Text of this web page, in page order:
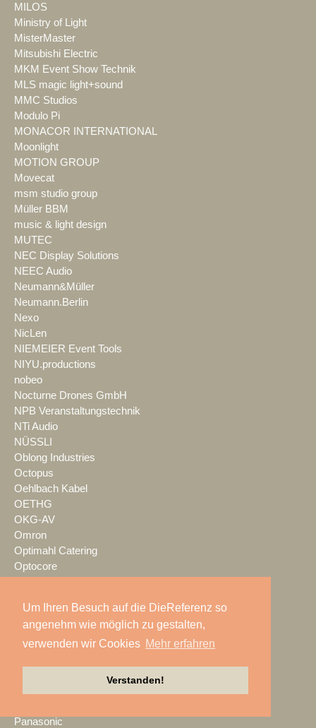
Um Ihren Besuch auf die DieReferenz so
angenehm wie möglich zu gestalten,
verwenden wir Cookies Mehr erfahren
Verstanden!
MILOS
Ministry of Light
MisterMaster
Mitsubishi Electric
MKM Event Show Technik
MLS magic light+sound
MMC Studios
Modulo Pi
MONACOR INTERNATIONAL
Moonlight
MOTION GROUP
Movecat
msm studio group
Müller BBM
music & light design
MUTEC
NEC Display Solutions
NEEC Audio
Neumann&Müller
Neumann.Berlin
Nexo
NicLen
NIEMEIER Event Tools
NIYU.productions
nobeo
Nocturne Drones GmbH
NPB Veranstaltungstechnik
NTi Audio
NÜSSLI
Oblong Industries
Octopus
Oehlbach Kabel
OETHG
OKG-AV
Omron
Optimahl Catering
Optocore
Otto Events
P2 Veranstaltungstechnik
PA-Line
Panasonic